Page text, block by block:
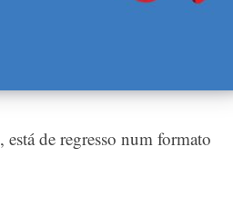
, está de regresso num formato